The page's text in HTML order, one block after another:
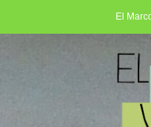
El